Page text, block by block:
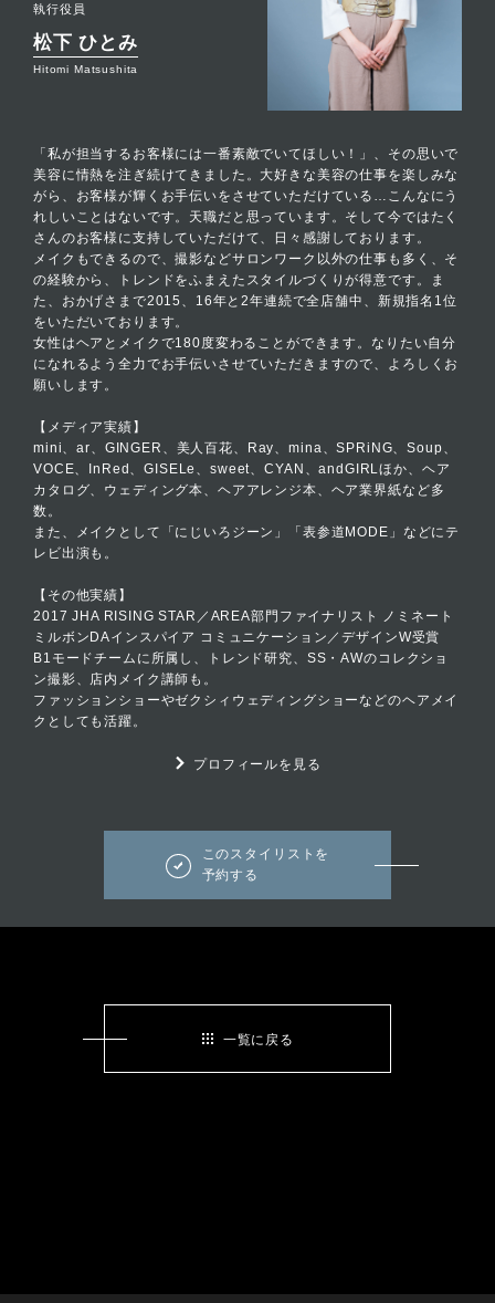
執行役員
松下 ひとみ
Hitomi Matsushita
「私が担当するお客様には一番素敵でいてほしい！」、その思いで
美容に情熱を注ぎ続けてきました。大好きな美容の仕事を楽しみな
がら、お客様が輝くお手伝いをさせていただけている…こんなにう
れしいことはないです。天職だと思っています。そして今ではたく
さんのお客様に支持していただけて、日々感謝しております。
メイクもできるので、撮影などサロンワーク以外の仕事も多く、そ
の経験から、トレンドをふまえたスタイルづくりが得意です。ま
た、おかげさまで2015、16年と2年連続で全店舗中、新規指名1位
をいただいております。
女性はヘアとメイクで180度変わることができます。なりたい自分
になれるよう全力でお手伝いさせていただきますので、よろしくお
願いします。
【メディア実績】
mini、ar、GINGER、美人百花、Ray、mina、SPRiNG、Soup、
VOCE、InRed、GISELe、sweet、CYAN、andGIRLほか、ヘア
カタログ、ウェディング本、ヘアアレンジ本、ヘア業界紙など多
数。
また、メイクとして「にじいろジーン」「表参道MODE」などにテ
レビ出演も。
【その他実績】
2017 JHA RISING STAR／AREA部門ファイナリスト ノミネート
ミルボンDAインスパイア コミュニケーション／デザインW受賞
B1モードチームに所属し、トレンド研究、SS・AWのコレクショ
ン撮影、店内メイク講師も。
ファッションショーやゼクシィウェディングショーなどのヘアメイ
クとしても活躍。
プロフィールを見る
このスタイリストを
予約する
一覧に戻る